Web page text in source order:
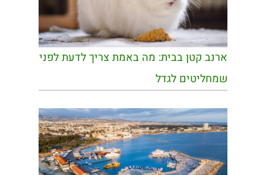
ארנב קטן בבית: מה באמת צריך לדעת לפני
שמחליטים לגדל